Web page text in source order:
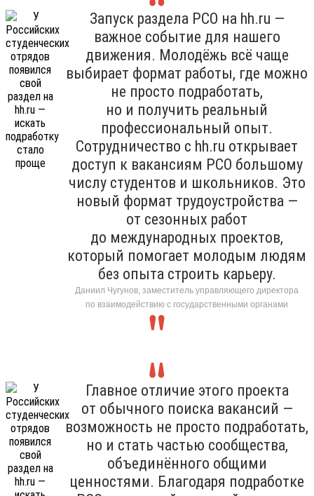
Запуск раздела РСО на hh.ru —
важное событие для нашего
движения. Молодёжь всё чаще
выбирает формат работы, где можно
не просто подработать,
но и получить реальный
профессиональный опыт.
Сотрудничество с hh.ru открывает
доступ к вакансиям РСО большому
числу студентов и школьников. Это
новый формат трудоустройства —
от сезонных работ
до международных проектов,
который помогает молодым людям
без опыта строить карьеру.
Даниил Чугунов, заместитель управляющего директора
по взаимодействию с государственными органами
Главное отличие этого проекта
от обычного поиска вакансий —
возможность не просто подработать,
но и стать частью сообщества,
объединённого общими
ценностями. Благодаря подработке